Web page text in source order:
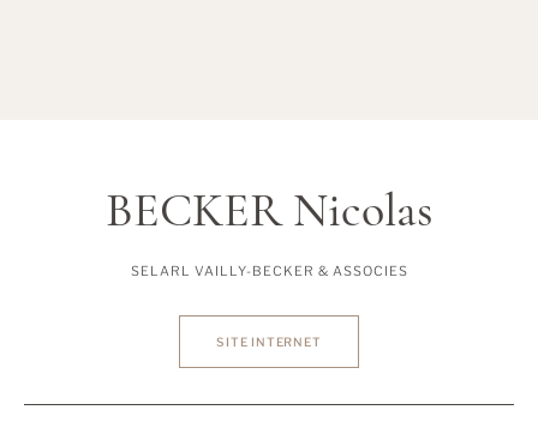
BECKER Nicolas
SELARL VAILLY-BECKER & ASSOCIES
SITE INTERNET